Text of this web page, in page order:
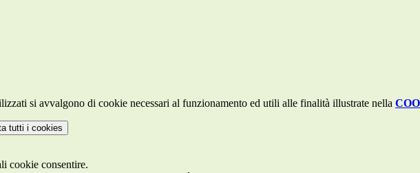
si avvalgono di cookie necessari al funzionamento ed utili alle finalità illustrate nella
tutti i cookies
cookie consentire.